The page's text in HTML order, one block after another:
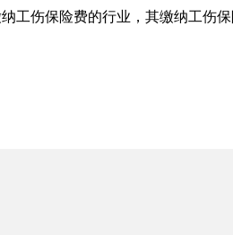
工伤保险费的行业，其缴纳工伤